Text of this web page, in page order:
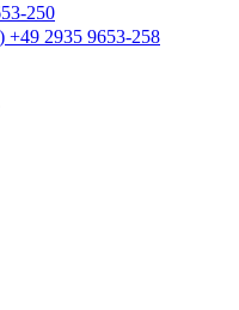
250
+49 2935 9653-258